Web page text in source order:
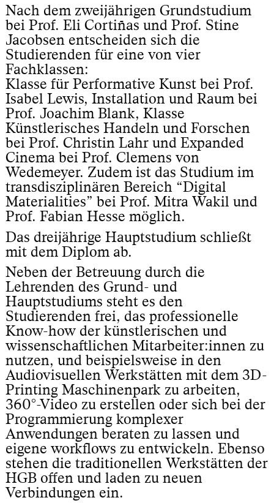
Nach dem zweijährigen Grundstudium
bei Prof. Eli Cortiñas und Prof. Stine
Jacobsen entscheiden sich die
Studierenden für eine von vier
Fachklassen:
Klasse für Performative Kunst bei Prof.
Isabel Lewis, Installation und Raum bei
Prof. Joachim Blank, Klasse
Künstlerisches Handeln und Forschen
bei Prof. Christin Lahr und Expanded
Cinema bei Prof. Clemens von
Wedemeyer. Zudem ist das Studium im
transdisziplinären Bereich “Digital
Materialities” bei Prof. Mitra Wakil und
Prof. Fabian Hesse möglich.
Das dreijährige Hauptstudium schließt
mit dem Diplom ab.
Neben der Betreuung durch die
Lehrenden des Grund- und
Hauptstudiums steht es den
Studierenden frei, das professionelle
Know-how der künstlerischen und
wissenschaftlichen Mitarbeiter:innen zu
nutzen, und beispielsweise in den
Audiovisuellen Werkstätten mit dem 3D-
Printing Maschinenpark zu arbeiten,
360°-Video zu erstellen oder sich bei der
Programmierung komplexer
Anwendungen beraten zu lassen und
eigene workflows zu entwickeln. Ebenso
stehen die traditionellen Werkstätten der
HGB offen und laden zu neuen
Verbindungen ein.